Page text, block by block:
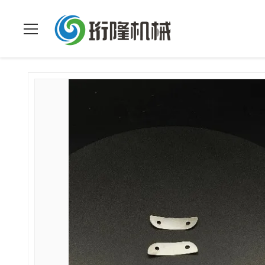
Casa
> Productos >
instalaciones.